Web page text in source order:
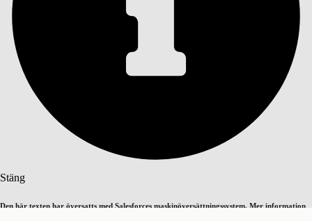
Stäng
Den här texten har översatts med Salesforces maskinöversättningssystem. Mer information
Innehållsförteckningar